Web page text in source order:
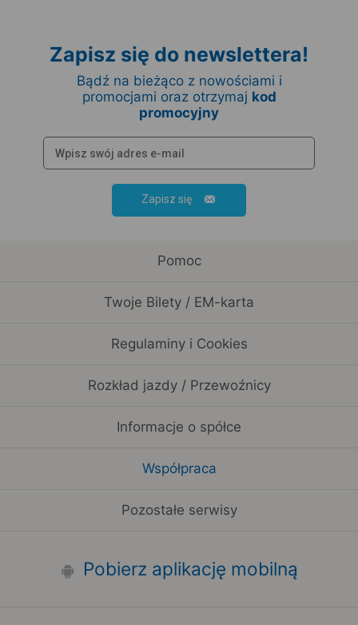
Zapisz się do newslettera!
Bądź na bieżąco z nowościami i
promocjami oraz otrzymaj kod
promocyjny
Zapisz się
Pomoc
Twoje Bilety / EM-karta
Regulaminy i Cookies
Rozkład jazdy / Przewoźnicy
Informacje o spółce
Współpraca
Pozostałe serwisy
Pobierz aplikację mobilną